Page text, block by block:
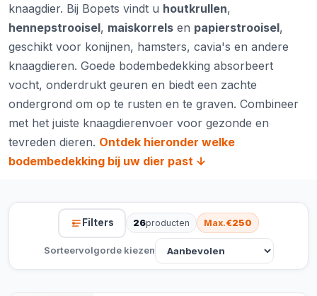
knaagdier. Bij Bopets vindt u houtkrullen,
hennepstrooisel, maiskorrels en papierstrooisel,
geschikt voor konijnen, hamsters, cavia's en andere
knaagdieren. Goede bodembedekking absorbeert
vocht, onderdrukt geuren en biedt een zachte
ondergrond om op te rusten en te graven. Combineer
met het juiste knaagdierenvoer voor gezonde en
tevreden dieren. Ontdek hieronder welke
bodembedekking bij uw dier past ↓
Filters 26producten Max.€250
Sorteervolgorde kiezen